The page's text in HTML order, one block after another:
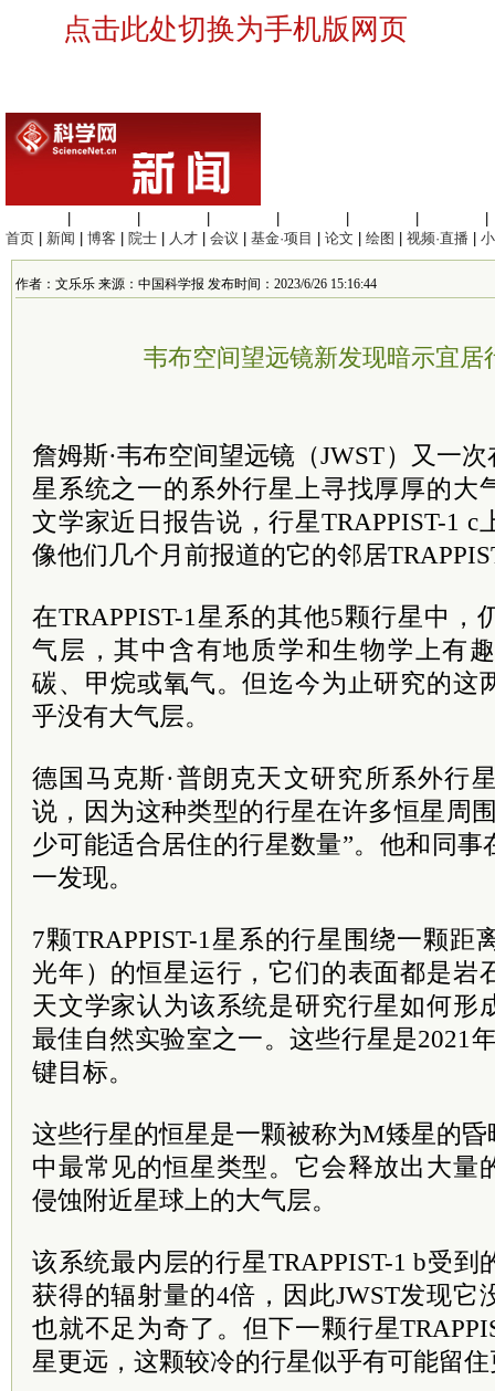
点击此处切换为手机版网页
首页
新闻 博客 院士 人才 会议 基金·项目 论文 绘图 视频·直播
作者：文乐乐 来源：中国科学报 发布时间：2023/6/26 15:16:44
韦布空间望远镜新发现暗示宜居
詹姆斯·韦布空间望远镜 （JWST）又一
星系统之一的系外行星上寻找厚厚的大
文学家近日报告说，行星TRAPPIST-1
像他们几个月前报道的它的邻居
在TRAPPIST-1星系的其他5颗行星中，
气层，其中含有地质学和生物学上有
碳、甲烷或氧气。但迄今为止研究的这
乎没有大气层。
德国马克斯·普朗克天文研究所系外行星
说，因为这种类型的行星在许多恒星周
少可能适合居住的行星数量”。他和同
一发现。
7颗TRAPPIST-1星系的行星围绕一颗距
光年）的恒星运行，它们的表面都是岩
天文学家认为该系统是研究行星如何形
最佳自然实验室之一。这些行星是2021
键目标。
这些行星的恒星是一颗被称为M矮星的
中最常见的恒星类型。它会释放出大量
侵蚀附近星球上的大气层。
该系统最内层的行星TRAPPIST-1 b受
获得的辐射量的4倍，因此JWST发现它
也就不足为奇了。但下一颗行星
星更远，这颗较冷的行星似乎有可能留